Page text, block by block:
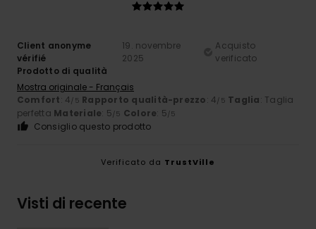
Client anonyme
vérifié
19. novembre
2025
Acquisto
verificato
Prodotto di qualità
Mostra originale - Français
Comfort: 4/5 Rapporto qualità-prezzo: 4/5 Taglia: Taglia
perfetta Materiale: 5/5 Colore: 5/5
Consiglio questo prodotto
Verificato da TrustVille
Visti di recente